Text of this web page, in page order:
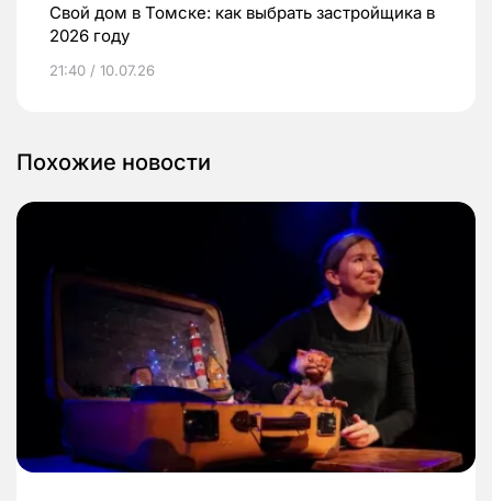
Свой дом в Томске: как выбрать застройщика в
2026 году
21:40 / 10.07.26
Похожие новости